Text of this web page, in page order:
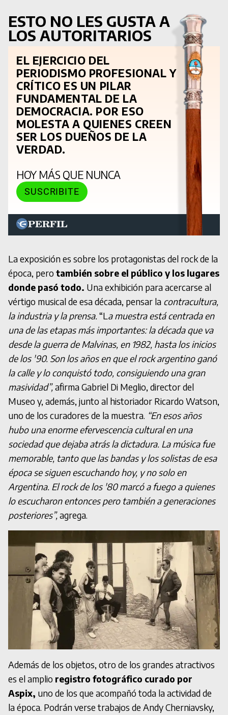
ESTO NO LES GUSTA A
LOS AUTORITARIOS
EL EJERCICIO DEL
PERIODISMO PROFESIONAL Y
CRÍTICO ES UN PILAR
FUNDAMENTAL DE LA
DEMOCRACIA. POR ESO
MOLESTA A QUIENES CREEN
SER LOS DUEÑOS DE LA
VERDAD.
HOY MÁS QUE NUNCA
SUSCRIBITE
La exposición es sobre los protagonistas del rock de la
época, pero también sobre el público y los lugares
donde pasó todo. Una exhibición para acercarse al
vértigo musical de esa década, pensar la contracultura,
la industria y la prensa.“La muestra está centrada en
una de las etapas más importantes: la década que va
desde la guerra de Malvinas, en 1982, hasta los inicios
de los '90. Son los años en que el rock argentino ganó
la calle y lo conquistó todo, consiguiendo una gran
masividad”,afirma Gabriel Di Meglio, director del
Museo y, además, junto al historiador Ricardo Watson,
uno de los curadores de la muestra. “En esos años
hubo una enorme efervescencia cultural en una
sociedad que dejaba atrás la dictadura. La música fue
memorable, tanto que las bandas y los solistas de esa
época se siguen escuchando hoy, y no solo en
Argentina. El rock de los '80 marcó a fuego a quienes
lo escucharon entonces pero también a generaciones
posteriores”,agrega.
Además de los objetos, otro de los grandes atractivos
es el amplio registro fotográfico curado por
Aspix, uno de los que acompañó toda la actividad de
la época. Podrán verse trabajos de Andy Cherniavsky,